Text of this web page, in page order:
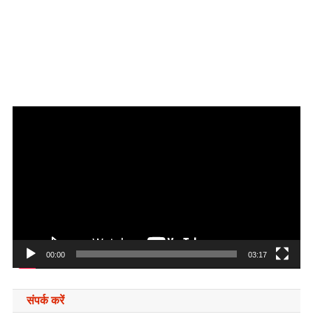
00:00 03:17
संपर्क करें